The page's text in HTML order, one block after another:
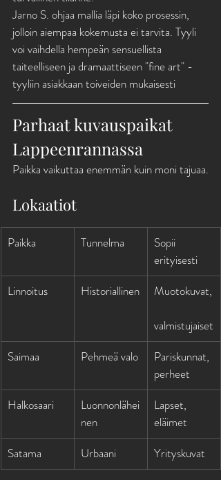
Jarno S. ohjaa mallia läpi koko prosessin,
jolloin aiempaa kokemusta ei tarvita. Tyyli
voi vaihdella hempeän sensuellista
taiteelliseen ja dramaattiseen "fine art" -
tyyliin asiakkaan toiveiden mukaisesti
Parhaat kuvauspaikat
Lappeenrannassa
Paikka vaikuttaa enemmän kuin moni tajuaa.
Lokaatiot
Paikka Tunnelma
Sopii
erityisesti
Linnoitus
Historiallinen Muotokuvat,
valmistujaiset
Saimaa
Pehmeä valo
Pariskunnat,
perheet
Halkosaari
Luonnonlähei
nen
Lapset,
eläimet
Satama
Urbaani Yrityskuvat